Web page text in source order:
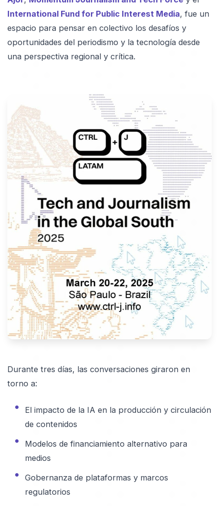
International Fund for Public Interest Media, fue un
espacio para pensar en colectivo los desafíos y
oportunidades del periodismo y la tecnología desde
una perspectiva regional y crítica.
Durante tres días, las conversaciones giraron en
torno a:
El impacto de la IA en la producción y circulación
de contenidos
Modelos de financiamiento alternativo para
medios
Gobernanza de plataformas y marcos
regulatorios